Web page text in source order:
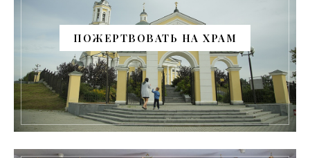
ПОЖЕРТВОВАТЬ НА ХРАМ